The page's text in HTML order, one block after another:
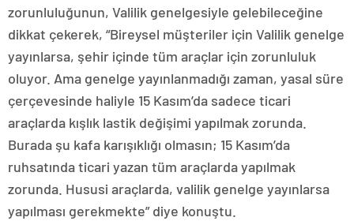
zorunluluğunun, Valilik genelgesiyle gelebileceğine
dikkat çekerek, “Bireysel müşteriler için Valilik genelge
yayınlarsa, şehir içinde tüm araçlar için zorunluluk
oluyor. Ama genelge yayınlanmadığı zaman, yasal süre
çerçevesinde haliyle 15 Kasım’da sadece ticari
araçlarda kışlık lastik değişimi yapılmak zorunda.
Burada şu kafa karışıklığı olmasın; 15 Kasım’da
ruhsatında ticari yazan tüm araçlarda yapılmak
zorunda. Hususi araçlarda, valilik genelge yayınlarsa
yapılması gerekmekte” diye konuştu.